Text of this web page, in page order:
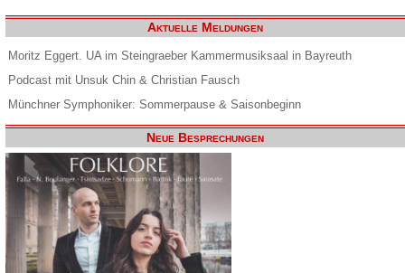
Aktuelle Meldungen
Moritz Eggert. UA im Steingraeber Kammermusiksaal in Bayreuth
Podcast mit Unsuk Chin & Christian Fausch
Münchner Symphoniker: Sommerpause & Saisonbeginn
Neue Besprechungen